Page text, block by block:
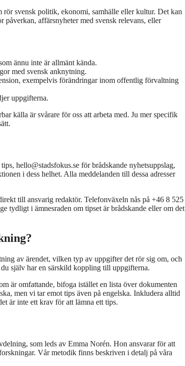
svensk politik, ekonomi, samhälle eller kultur. Det kan
affärsnyheter med svensk relevans, eller
ännu inte är allmänt kända.
med svensk anknytning.
exempelvis förändringar inom offentlig förvaltning
uppgifterna.
källa är svårare för oss att arbeta med. Ju mer specifik
hello@stadsfokus.se för brådskande nyhetsuppslag,
i dess helhet. Alla meddelanden till dessa adresser
till ansvarig redaktör. Telefonväxeln nås på +46 8 525
tydligt i ämnesraden om tipset är brådskande eller om det
av ärendet, vilken typ av uppgifter det rör sig om, och
själv har en särskild koppling till uppgifterna.
är omfattande, bifoga istället en lista över dokumenten
men vi tar emot tips även på engelska. Inkludera alltid
är inte ett krav för att lämna ett tips.
som leds av Emma Norén. Hon ansvarar för att
Vår metodik finns beskriven i detalj på våra